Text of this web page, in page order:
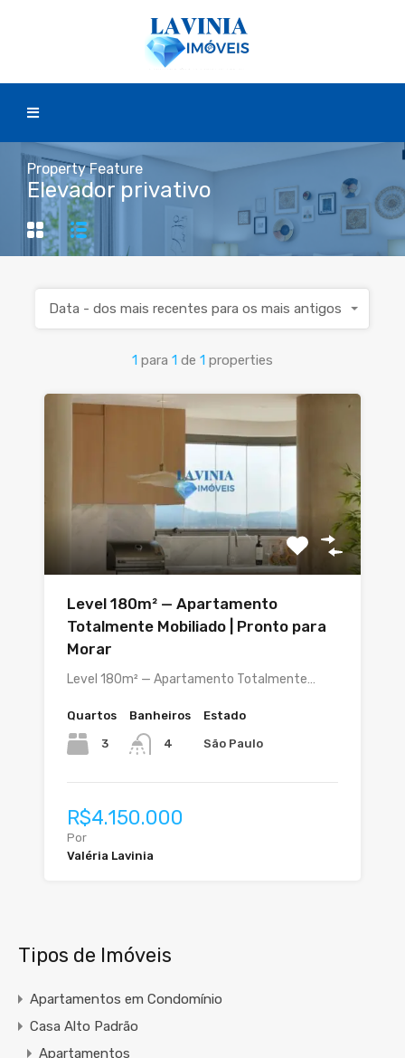
Property Feature
Elevador privativo
1 para 1 de 1 properties
Data - dos mais recentes para os mais antigos
Level 180m² — Apartamento
Totalmente Mobiliado | Pronto para
Morar
Level 180m² — Apartamento Totalmente…
Quartos
3
Banheiros
4
Estado
São Paulo
R$4.150.000
Por
Valéria Lavinia
Tipos de Imóveis
Apartamentos em Condomínio
Casa Alto Padrão
Apartamentos